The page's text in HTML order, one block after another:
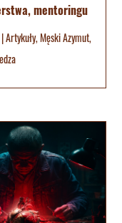
mentoringu
|Artykuły,Męski Azymut,